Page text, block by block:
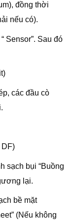
đồng thời
nếu có).
Sensor”. Sau đó
các đầu cò
DF)
sạch bụi “Buồng
lại.
bề mặt
(Nếu không